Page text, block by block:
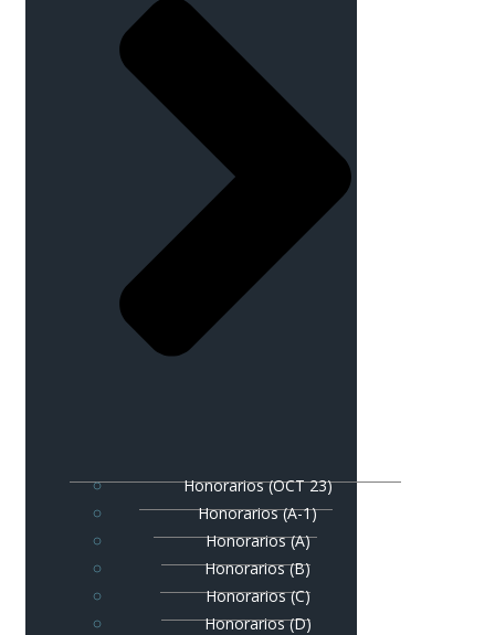
Honorarios (OCT 23)
Honorarios (A-1)
Honorarios (A)
Honorarios (B)
Honorarios (C)
Honorarios (D)